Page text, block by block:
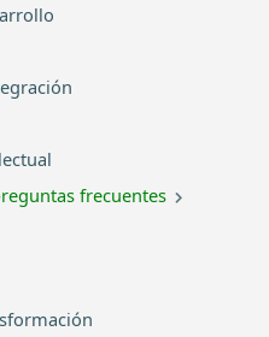
frecuentes